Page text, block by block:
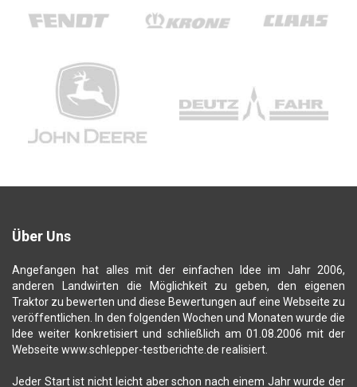
Über Uns
Angefangen hat alles mit der einfachen Idee im Jahr 2006,
anderen Landwirten die Möglichkeit zu geben, den eigenen
Traktor zu bewerten und diese Bewertungen auf eine Webseite zu
veröffentlichen. In den folgenden Wochen und Monaten wurde die
Idee weiter konkretisiert und schließlich am 01.08.2006 mit der
Webseite www.schlepper-testberichte.de realisiert.
Jeder Start ist nicht leicht aber schon nach einem Jahr wurde der